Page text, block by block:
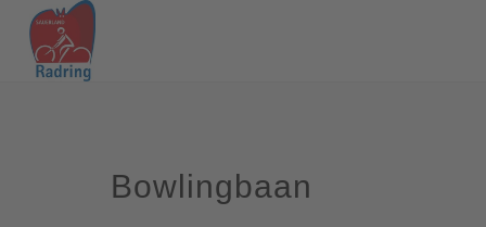
Bowlingbaan